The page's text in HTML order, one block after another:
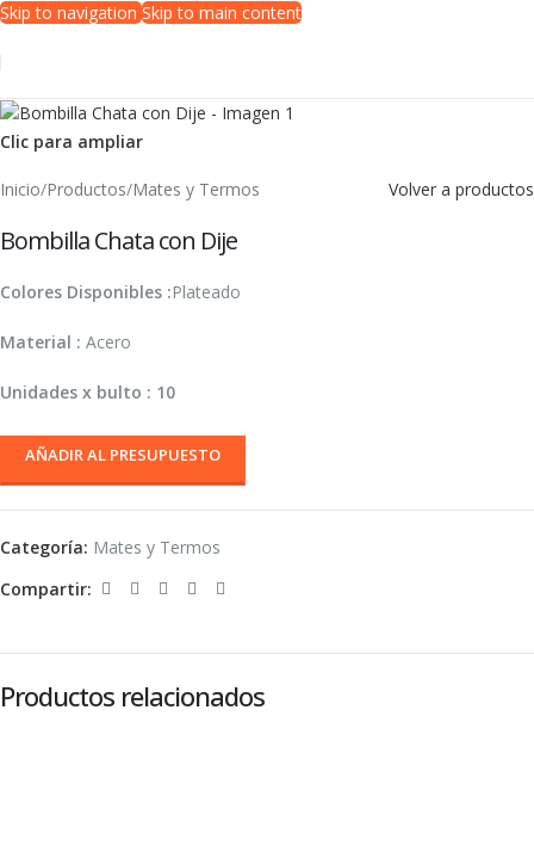
Skip to navigationSkip to main content
Clic para ampliar
Inicio/Productos/Mates y Termos Volver a productos
Bombilla Chata con Dije
Colores Disponibles :Plateado
Material : Acero
Unidades x bulto : 10
AÑADIR AL PRESUPUESTO
Categoría: Mates y Termos
Compartir:
Productos relacionados